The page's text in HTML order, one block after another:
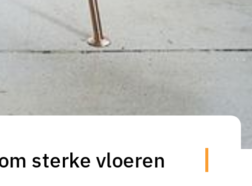
sterke vloeren